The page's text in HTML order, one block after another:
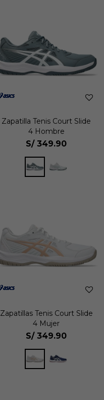
Zapatilla Tenis Court Slide
4 Hombre
S/ 349.90
Zapatillas Tenis Court Slide
4 Mujer
S/ 349.90